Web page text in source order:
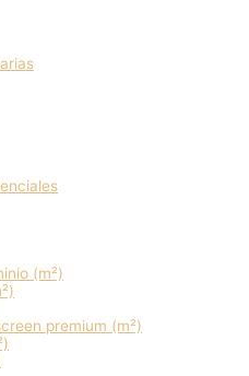
(m²)
premium (m²)